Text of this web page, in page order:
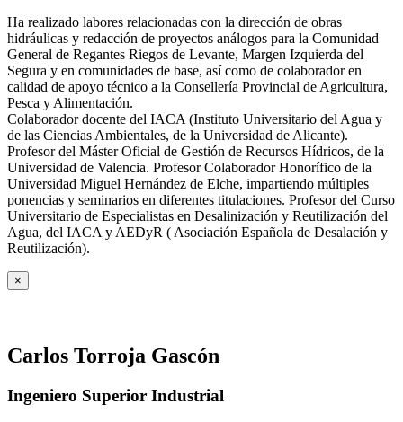
Ha realizado labores relacionadas con la dirección de obras
hidráulicas y redacción de proyectos análogos para la Comunidad
General de Regantes Riegos de Levante, Margen Izquierda del
Segura y en comunidades de base, así como de colaborador en
calidad de apoyo técnico a la Consellería Provincial de Agricultura,
Pesca y Alimentación.
Colaborador docente del IACA (Instituto Universitario del Agua y
de las Ciencias Ambientales, de la Universidad de Alicante).
Profesor del Máster Oficial de Gestión de Recursos Hídricos, de la
Universidad de Valencia. Profesor Colaborador Honorífico de la
Universidad Miguel Hernández de Elche, impartiendo múltiples
ponencias y seminarios en diferentes titulaciones. Profesor del Curso
Universitario de Especialistas en Desalinización y Reutilización del
Agua, del IACA y AEDyR ( Asociación Española de Desalación y
Reutilización).
×
Carlos Torroja Gascón
Ingeniero Superior Industrial